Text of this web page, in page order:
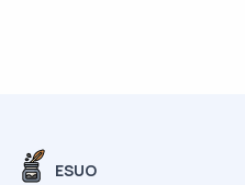
ESUO